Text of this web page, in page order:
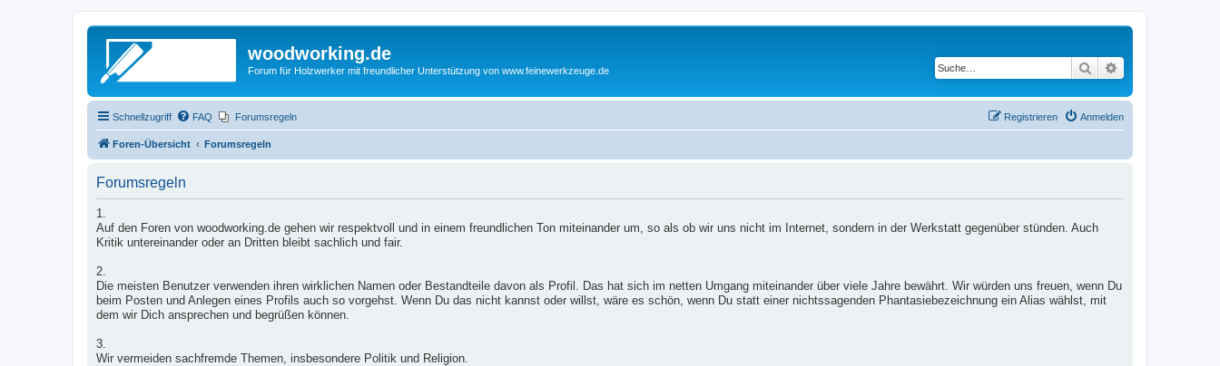
woodworking.de
Forum für Holzwerker mit freundlicher Unterstützung von www.feinewerkzeuge.de Suche
Schnellzugriff FAQ Forumsregeln Anmelden
Registrieren
Foren-Übersicht Forumsregeln
Forumsregeln
1.
Auf den Foren von woodworking.de gehen wir respektvoll und in einem freundlichen Ton miteinander um, so als ob wir uns nicht im Internet, sondern in der Werkstatt gegenüber stünden. Auch
Kritik untereinander oder an Dritten bleibt sachlich und fair.
2.
Die meisten Benutzer verwenden ihren wirklichen Namen oder Bestandteile davon als Profil. Das hat sich im netten Umgang miteinander über viele Jahre bewährt. Wir würden uns freuen, wenn Du
beim Posten und Anlegen eines Profils auch so vorgehst. Wenn Du das nicht kannst oder willst, wäre es schön, wenn Du statt einer nichtssagenden Phantasiebezeichnung ein Alias wählst, mit
dem wir Dich ansprechen und begrüßen können.
3.
Wir vermeiden sachfremde Themen, insbesondere Politik und Religion.